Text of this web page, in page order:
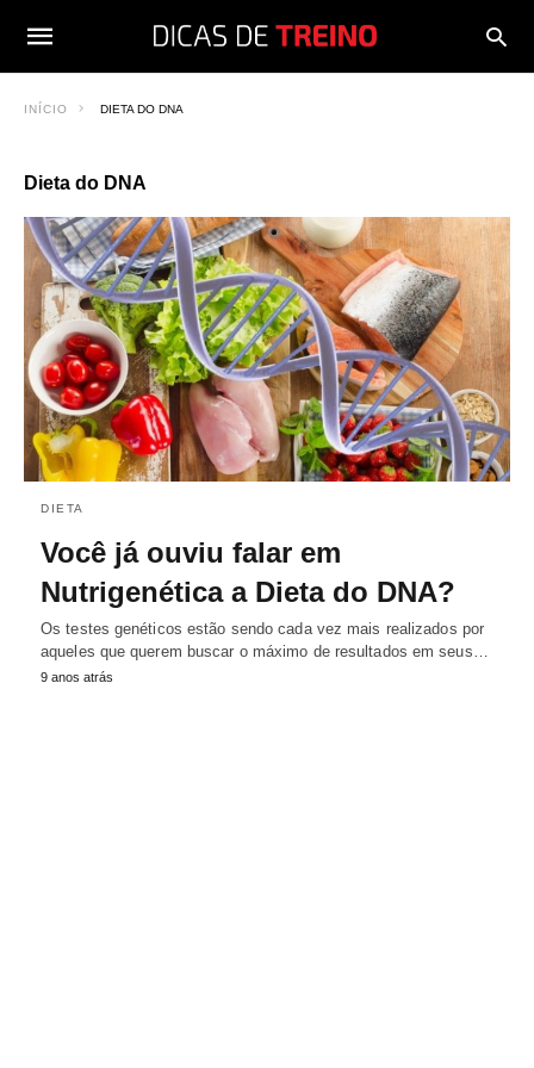
INÍCIO DIETA DO DNA
Dieta do DNA
DIETA
Você já ouviu falar em
Nutrigenética a Dieta do DNA?
Os testes genéticos estão sendo cada vez mais realizados por
aqueles que querem buscar o máximo de resultados em seus…
9 anos atrás